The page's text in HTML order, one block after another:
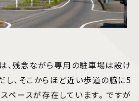
、残念ながら専用の駐車場は設け
し、そこからほど近い歩道の脇に5
ペースが存在しています。 ですが